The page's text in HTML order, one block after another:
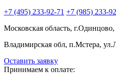
+7 (495) 233-92-71 +7 (985) 233-
Московская область, г.Одинцово,
Владимирская обл, п.Мстера,
Оставить заявку
Принимаем к оплате: